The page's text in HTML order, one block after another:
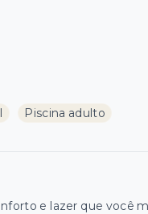
Piscina adulto
e lazer que você